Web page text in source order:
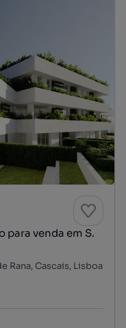
para venda em S.
Rana, Cascais, Lisboa